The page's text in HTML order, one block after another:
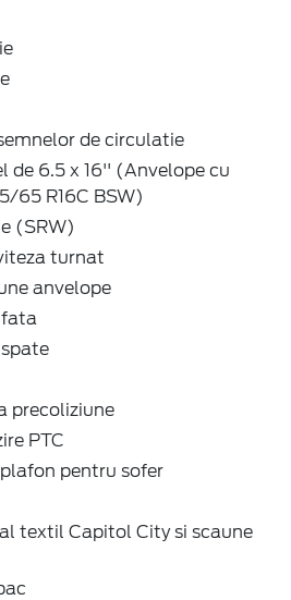
de circulatie
de 6.5 x 16'' (Anvelope cu
65 R16C BSW)
(SRW)
turnat
anvelope
fata
precoliziune
PTC
pentru sofer
textil Capitol City si scaune